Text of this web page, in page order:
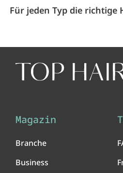
Für jeden Typ die richtige
Magazin
Branche
Business